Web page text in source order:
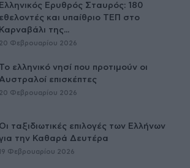
Ελληνικός Ερυθρός Σταυρός: 180
εθελοντές και υπαίθριο ΤΕΠ στο
Καρναβάλι της...
20 Φεβρουαρίου 2026
Το ελληνικό νησί που προτιμούν οι
Αυστραλοί επισκέπτες
20 Φεβρουαρίου 2026
Οι ταξιδιωτικές επιλογές των Ελλήνων
την Καθαρά Δευτέρα
19 Φεβρουαρίου 2026